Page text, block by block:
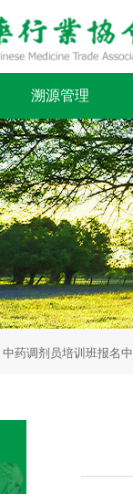
溯源管理
中药调剂员培训班报名中